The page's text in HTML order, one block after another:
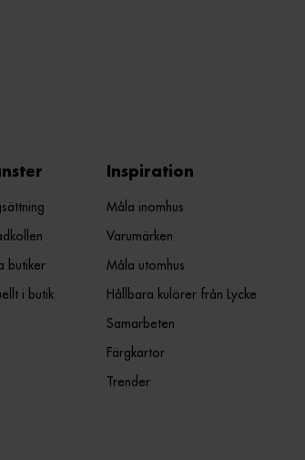
butiker
i butik
Inspiration
Måla inomhus
Varumärken
Måla utomhus
Hållbara kulörer från Lycke
Samarbeten
Färgkartor
Trender